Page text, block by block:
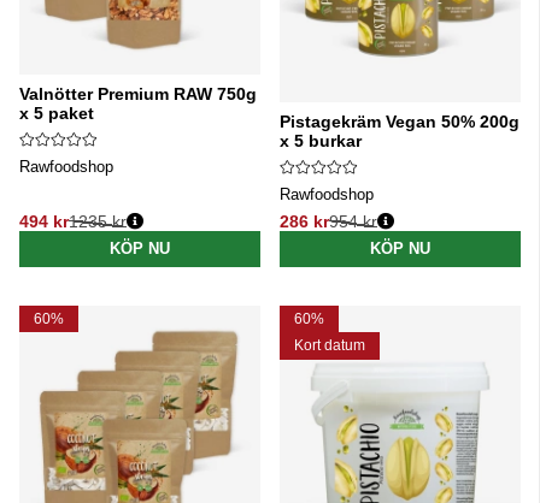
Valnötter Premium RAW 750g
x 5 paket
Rawfoodshop
494 kr
Ordinarie pris:
1235 kr
KÖP NU
Pistagekräm Vegan 50% 200g
x 5 burkar
Rawfoodshop
286 kr
Ordinarie pris:
954 kr
KÖP NU
60%
60%
Kort datum